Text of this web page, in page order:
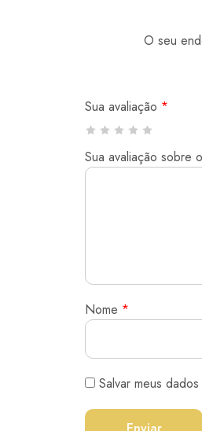
O seu
Sua avaliação *
Sua avaliação sobre
Nome *
Salvar meus